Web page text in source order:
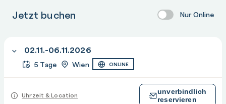
Jetzt buchen Nur Online
02.11.-06.11.2026
5 Tage Wien ONLINE
Uhrzeit & Location
unverbindlich
reservieren